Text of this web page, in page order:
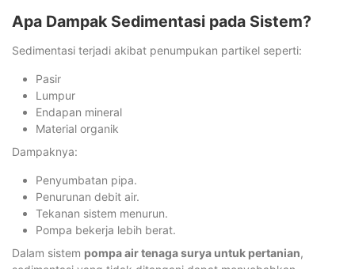
Apa Dampak Sedimentasi pada Sistem?
Sedimentasi terjadi akibat penumpukan partikel seperti:
Pasir
Lumpur
Endapan mineral
Material organik
Dampaknya:
Penyumbatan pipa.
Penurunan debit air.
Tekanan sistem menurun.
Pompa bekerja lebih berat.
Dalam sistem pompa air tenaga surya untuk pertanian,